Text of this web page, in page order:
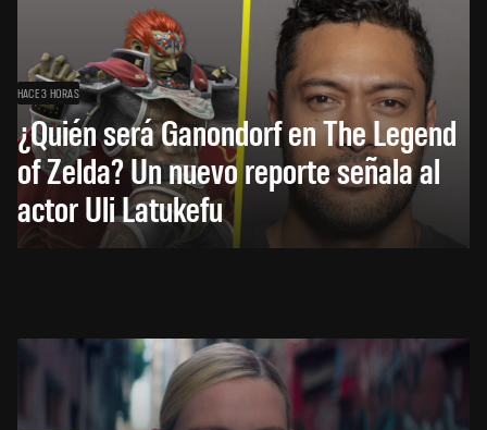
HACE 3 HORAS
¿Quién será Ganondorf en The Legend
of Zelda? Un nuevo reporte señala al
actor Uli Latukefu